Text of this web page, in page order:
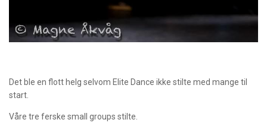
Det ble en flott helg selvom Elite Dance ikke stilte med mange til
start.
Våre tre ferske small groups stilte.